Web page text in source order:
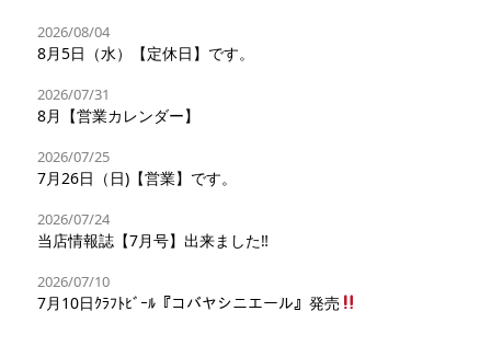
2026/08/04
8月5日（水）【定休日】です。
2026/07/31
8月【営業カレンダー】
2026/07/25
7月26日（日)【営業】です。
2026/07/24
当店情報誌【7月号】出来ました‼︎
2026/07/10
7月10日ｸﾗﾌﾄﾋﾞｰﾙ『コバヤシニエール』発売